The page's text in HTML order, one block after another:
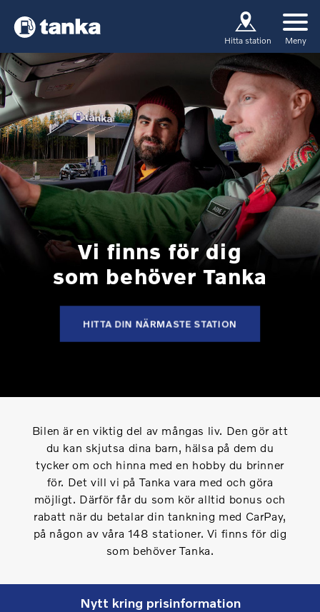
Hitta station Meny
Vi finns för dig
som behöver Tanka
HITTA DIN NÄRMASTE STATION
Bilen är en viktig del av mångas liv. Den gör att
du kan skjutsa dina barn, hälsa på dem du
tycker om och hinna med en hobby du brinner
för. Det vill vi på Tanka vara med och göra
möjligt. Därför får du som kör alltid bonus och
rabatt när du betalar din tankning med CarPay,
på någon av våra 148 stationer. Vi finns för dig
som behöver Tanka.
Nytt kring prisinformation